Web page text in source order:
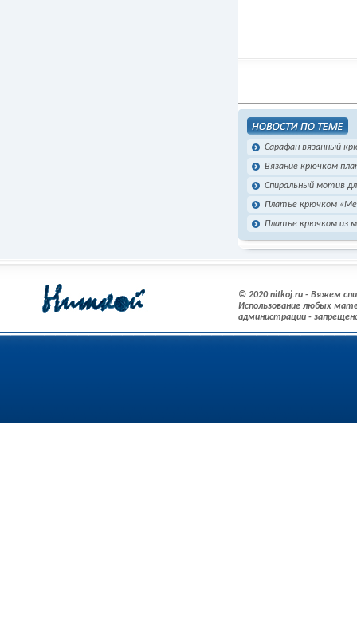
Сарафан вязанный
Вязание крючком
Спиральный мотив
Платье крючком
Платье крючком из
© 2020 nitkoj.ru - Вяжем
Использование любых
администрации -